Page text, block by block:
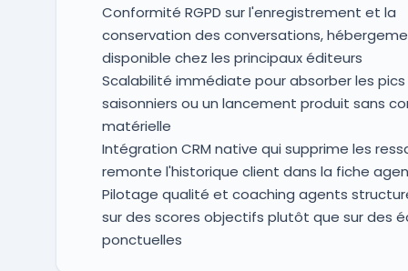
Conformité RGPD sur l'enregistrement et la
conservation des conversations,
disponible chez les principaux éditeurs
Scalabilité immédiate pour absorber les pics
saisonniers ou un lancement produit sans
matérielle
Intégration CRM native qui supprime les
remonte l'historique client dans la fiche
Pilotage qualité et coaching agents
sur des scores objectifs plutôt que sur des
ponctuelles